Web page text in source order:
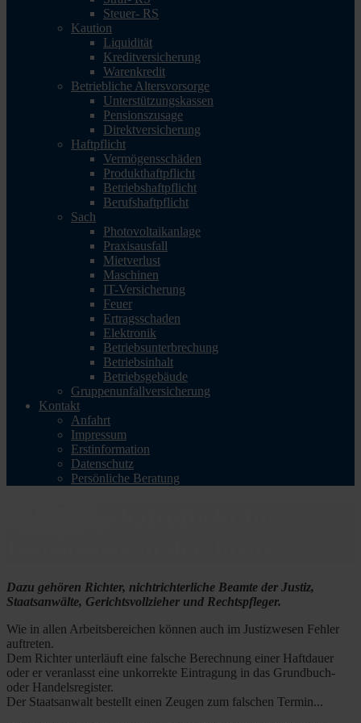
Steuer- RS
Kaution
Liquidität
Kreditversicherung
Warenkredit
Betriebliche Altersvorsorge
Unterstützungskassen
Pensionszusage
Direktversicherung
Haftpflicht
Vermögensschäden
Produkthaftpflicht
Betriebshaftpflicht
Berufshaftpflicht
Sach
Photovoltaikanlage
Praxisausfall
Mietverlust
Maschinen
IT-Versicherung
Feuer
Ertragsschaden
Elektronik
Betriebsunterbrechung
Betriebsinhalt
Betriebsgebäude
Gruppenunfallversicherung
Kontakt
Anfahrt
Impressum
Erstinformation
Datenschutz
Persönliche Beratung
Dazu gehören Richter, nichtrichterliche Beamte der Justiz,
Staatsanwälte, Gerichtsvollzieher und Rechtspfleger.
Wie in allen Arbeitsbereichen können auch im Justizwesen Fehler
auftreten.
Dem Richter unterläuft eine falsche Berechnung einer Haftdauer
oder er veranlasst eine unkorrekte Eintragung in das Grundbuch-
oder Handelsregister.
Der Staatsanwalt bestellt einen Zeugen zum falschen Termin...